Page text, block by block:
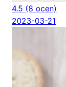
4.5 (8 ocen)
2023-03-21